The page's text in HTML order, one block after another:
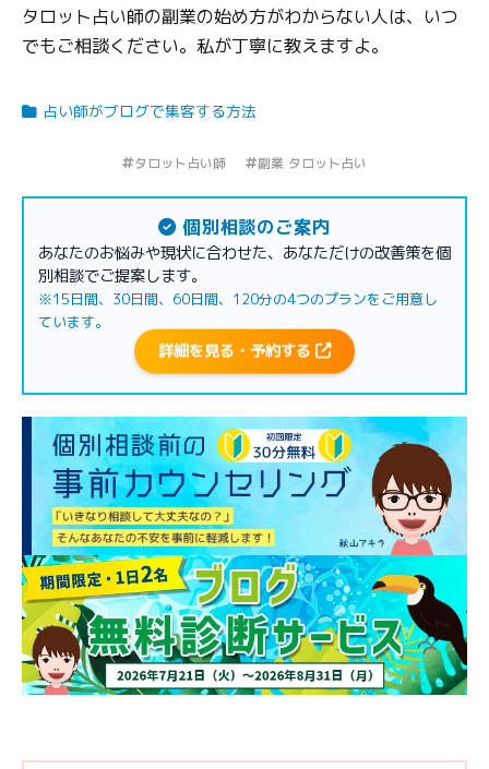
タロット占い師の副業の始め方がわからない人は、いつ
でもご相談ください。私が丁寧に教えますよ。
占い師がブログで集客する方法
タロット占い師 副業 タロット占い
個別相談のご案内
あなたのお悩みや現状に合わせた、あなただけの改善策を個
別相談でご提案します。
※15日間、30日間、60日間、120分の4つのプランをご用意し
ています。
詳細を見る・予約する